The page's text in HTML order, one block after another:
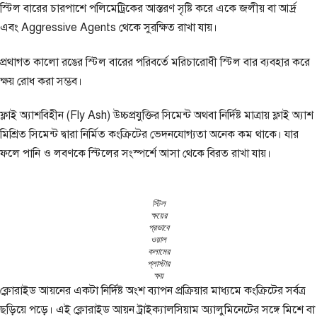
স্টিল বারের চারপাশে পলিমেট্রিকের আস্তরণ সৃষ্টি করে একে জলীয় বা আর্দ্র
এবং Aggressive Agents থেকে সুরক্ষিত রাখা যায়।
প্রথাগত কালো রঙের স্টিল বারের পরিবর্তে মরিচারোধী স্টিল বার ব্যবহার করে
ক্ষয় রোধ করা সম্ভব।
ফ্লাই অ্যাশবিহীন (Fly Ash) উচ্চপ্রযুক্তির সিমেন্ট অথবা নির্দিষ্ট মাত্রায় ফ্লাই অ্যাশ
মিশ্রিত সিমেন্ট দ্বারা নির্মিত কংক্রিটের ভেদনযোগ্যতা অনেক কম থাকে। যার
ফলে পানি ও লবণকে স্টিলের সংস্পর্শে আসা থেকে বিরত রাখা যায়।
স্টিল
ক্ষয়ের
প্রভাবে
ওয়াল
কলামের
প্লাস্টার
ক্ষয়
ক্লোরাইড আয়নের একটা নির্দিষ্ট অংশ ব্যাপন প্রক্রিয়ার মাধ্যমে কংক্রিটের সর্বত্র
ছড়িয়ে পড়ে। এই ক্লোরাইড আয়ন ট্রাইক্যালসিয়াম অ্যালুমিনেটের সঙ্গে মিশে বা